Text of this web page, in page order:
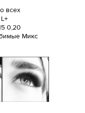
всех
0,20
Микс